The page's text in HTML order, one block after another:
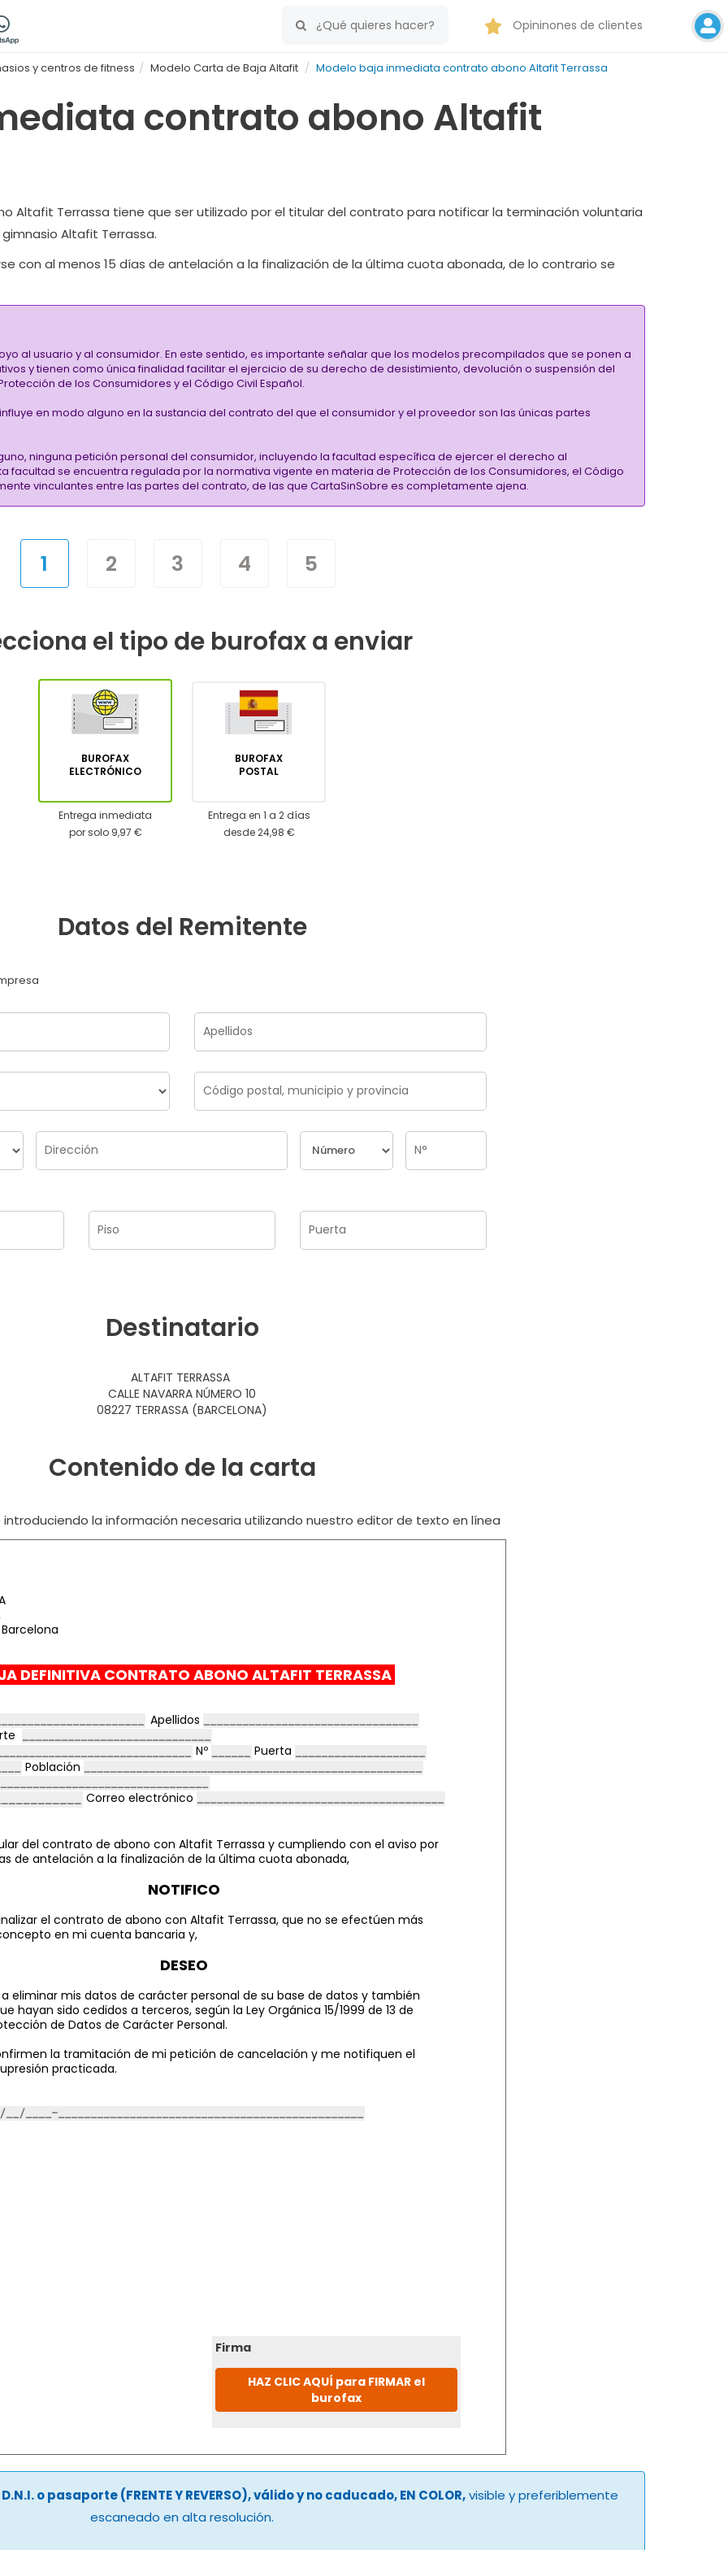
Opininones de clientes
y centros de fitness Modelo Carta de Baja Altafit Modelo baja inmediata contrato abono Altafit Terrassa
contrato abono Altafit
Altafit Terrassa tiene que ser utilizado por el titular del contrato para notificar la terminación voluntaria
Altafit Terrassa.
con al menos 15 días de antelación a la finalización de la última cuota abonada, de lo contrario se
al usuario y al consumidor. En este sentido, es importante señalar que los modelos precompilados que se ponen a
y tienen como única finalidad facilitar el ejercicio de su derecho de desistimiento, devolución o suspensión del
de los Consumidores y el Código Civil Español.
en modo alguno en la sustancia del contrato del que el consumidor y el proveedor son las únicas partes
ninguna petición personal del consumidor, incluyendo la facultad específica de ejercer el derecho al
facultad se encuentra regulada por la normativa vigente en materia de Protección de los Consumidores, el Código
vinculantes entre las partes del contrato, de las que CartaSinSobre es completamente ajena.
1 2 3 4 5
el tipo de burofax a enviar
BUROFAX
ELECTRÓNICO
Entrega inmediata
por solo 9,97 €
BUROFAX
POSTAL
Entrega en 1 a 2 días
desde 24,98 €
Datos del Remitente
Destinatario
ALTAFIT TERRASSA
CALLE NAVARRA NÚMERO 10
08227 TERRASSA (BARCELONA)
Contenido de la carta
la información necesaria utilizando nuestro editor de texto en línea
DEFINITIVA CONTRATO ABONO ALTAFIT TERRASSA
Apellidos
Nº
Puerta
Población
Correo electrónico
del contrato de abono con Altafit Terrassa y cumpliendo con el aviso por
de antelación a la finalización de la última cuota abonada,
NOTIFICO
el contrato de abono con Altafit Terrassa,que no se efectúen más
en mi cuenta bancaria y,
DESEO
eliminar mis datos de carácter personal de su base de datos y también
hayan sido cedidos a terceros, según la Ley Orgánica 15/1999 de 13 de
de Datos de Carácter Personal.
la tramitación de mi petición de cancelación y me notifiquen el
practicada.
Firma
HAZ CLIC AQUÍ para FIRMAR el
burofax
D.N.I. o pasaporte (FRENTE Y REVERSO), válido y no caducado, EN COLOR,visible y preferiblemente
escaneado en alta resolución.